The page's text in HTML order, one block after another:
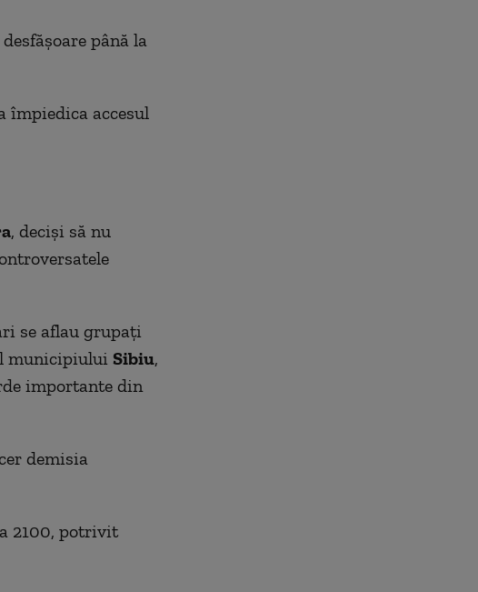
până la
împiedica accesul
, decişi să nu
se aflau grupați
municipiului Sibiu,
importante din
demisia
2100, potrivit